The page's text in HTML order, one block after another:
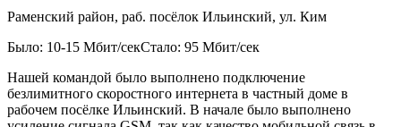
Раменский район, раб. посёлок Ильинский, ул. Ким
Было: 10-15 Мбит/секСтало: 95 Мбит/сек
Нашей командой было выполнено подключение
безлимитного скоростного интернета в частный доме в
рабочем посёлке Ильинский. В начале было выполнено